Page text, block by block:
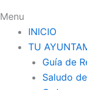
Menu
INICIO
TU
Guía de
Saludo